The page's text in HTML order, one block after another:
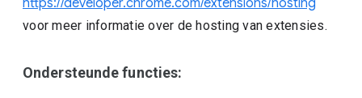
https://developer.chrome.com/extensions/hosting
voor meer informatie over de hosting van extensies.
Ondersteunde functies: